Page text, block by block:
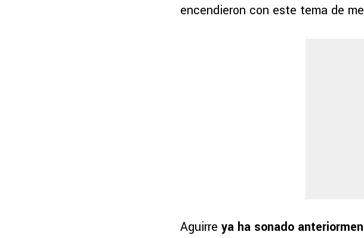
encendieron con este tema de
Aguirre ya ha sonado